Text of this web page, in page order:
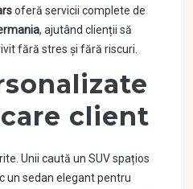
oferă servicii complete de
, ajutând clienții să
fără stres și fără riscuri.
client
Unii caută un SUV spațios
un sedan elegant pentru